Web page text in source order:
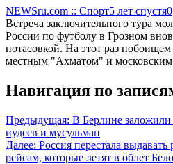
NEWSru.com :: Спорт5 лет спустя0
Встреча заключительного тура
России по футболу в Грозном
потасовкой. На этот раз
местным "Ахматом" и
Навигация по
Предыдущая: В Берлине
иудеев и мусульман
Далее: Россия перестала
рейсам, которые летят в облет